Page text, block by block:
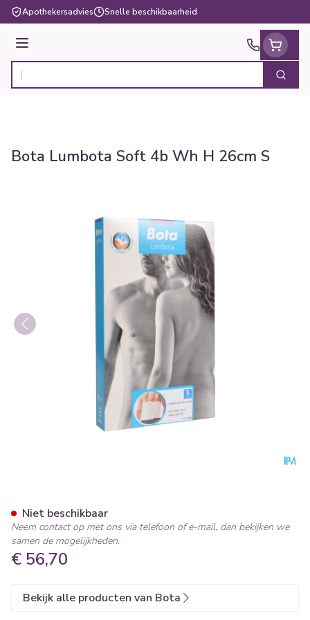
Ga naar de inhoud
Apothekersadvies Snelle beschikbaarheid
Menu
Product, merk, categorie... Zoek
Bota Lumbota Soft 4b Wh H 26cm S
€ 56,70
Niet beschikbaar
Neem contact op met ons via telefoon of e-mail, dan bekijken we
samen de mogelijkheden.
Bekijk alle producten van Bota